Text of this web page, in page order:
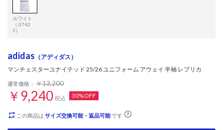
ホワイト
（JI742
3）
adidas （アディダス）
マンチェスターユナイテッド 25/26 ユニフォーム アウェイ 半袖 レプリカ
通常価格： ￥13,200
￥9,240 税込 30%OFF
この商品は サイズ交換可能・返品可能です